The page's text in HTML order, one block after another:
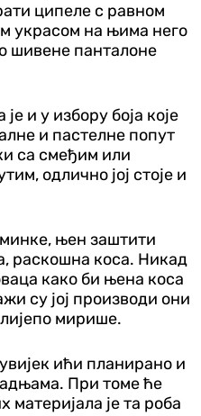
ципеле с равном
украсом на њима него
шивене панталоне
и у избору боја које
и пастелне попут
са смеђим или
одлично јој стоје и
њен заштити
раскошна коса. Никад
како би њена коса
су јој производи они
мирише.
ићи планирано и
При томе ће
материјала је та роба